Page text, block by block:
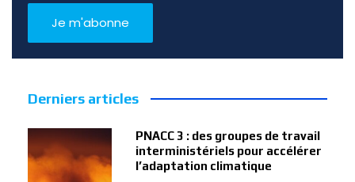
Derniers articles
PNACC 3 : des groupes de travail
interministériels pour accélérer
l’adaptation climatique